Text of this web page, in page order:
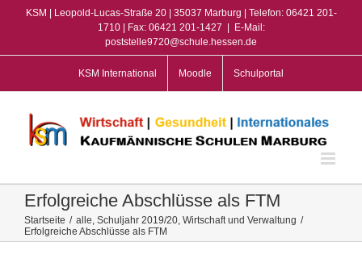
KSM | Leopold-Lucas-Straße 20 | 35037 Marburg | Telefon: 06421 201-
1710 | Fax: 06421 201-1427
E-Mail:
poststelle9720@schule.hessen.de
KSM International Moodle Schulportal
Erfolgreiche Abschlüsse als FTM
Startseite / alle, Schuljahr 2019/20, Wirtschaft und Verwaltung /
Erfolgreiche Abschlüsse als FTM